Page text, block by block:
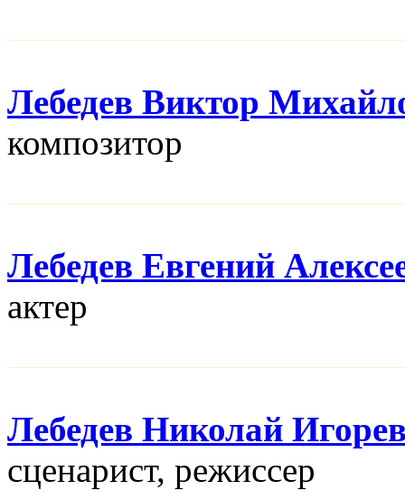
Лебедев Виктор
композитор
Лебедев Евгений
актер
Лебедев Николай
сценарист, режисcер